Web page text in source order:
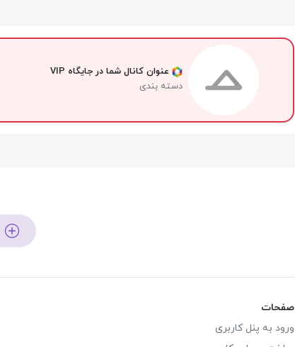
عنوان کانال شما در جایگاه VIP
دسته بندی
صفحات
ورود به پنل کاربری